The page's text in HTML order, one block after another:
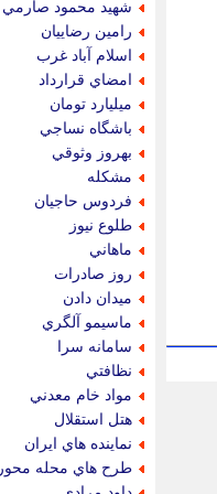
شهيد محمود صارمي
رامين رضاييان
اسلام آباد غرب
امضاي قرارداد
ميليارد تومان
باشگاه نساجي
بهروز وثوقي
مشكله
فردوس حاجيان
طلوع نيوز
ماهاني
روز صادرات
ميدان دادن
ماسيمو آلگري
سامانه سرا
نظافتي
مواد خام معدني
هتل استقلال
نماينده هاي ايران
طرح هاي محله محور